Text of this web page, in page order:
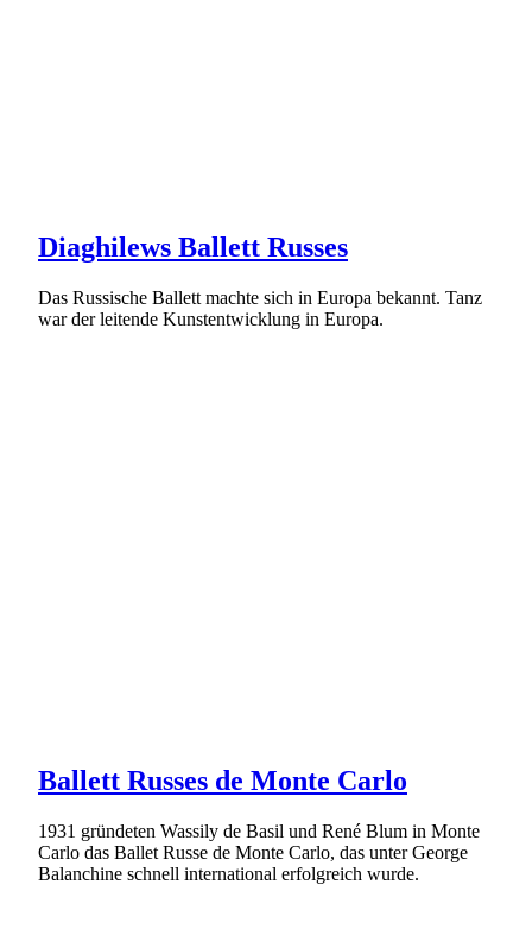
Diaghilews Ballett Russes
Das Russische Ballett machte sich in Europa bekannt. Tanz
war der leitende Kunstentwicklung in Europa.
Ballett Russes de Monte Carlo
1931 gründeten Wassily de Basil und René Blum in Monte
Carlo das Ballet Russe de Monte Carlo, das unter George
Balanchine schnell international erfolgreich wurde.